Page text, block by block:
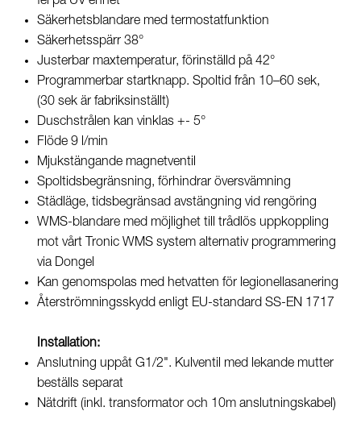
Säkerhetsblandare med termostatfunktion
Säkerhetsspärr 38°
Justerbar maxtemperatur, förinställd på 42°
Programmerbar startknapp. Spoltid från 10–60 sek,
(30 sek är fabriksinställt)
Duschstrålen kan vinklas +- 5°
Flöde 9 l/min
Mjukstängande magnetventil
Spoltidsbegränsning, förhindrar översvämning
Städläge, tidsbegränsad avstängning vid rengöring
WMS-blandare med möjlighet till trådlös uppkoppling
mot vårt Tronic WMS system alternativ programmering
via Dongel
Kan genomspolas med hetvatten för legionellasanering
Återströmningsskydd enligt EU-standard SS-EN 1717
Installation:
Anslutning uppåt G1/2". Kulventil med lekande mutter
beställs separat
Nätdrift (inkl. transformator och 10m anslutningskabel)